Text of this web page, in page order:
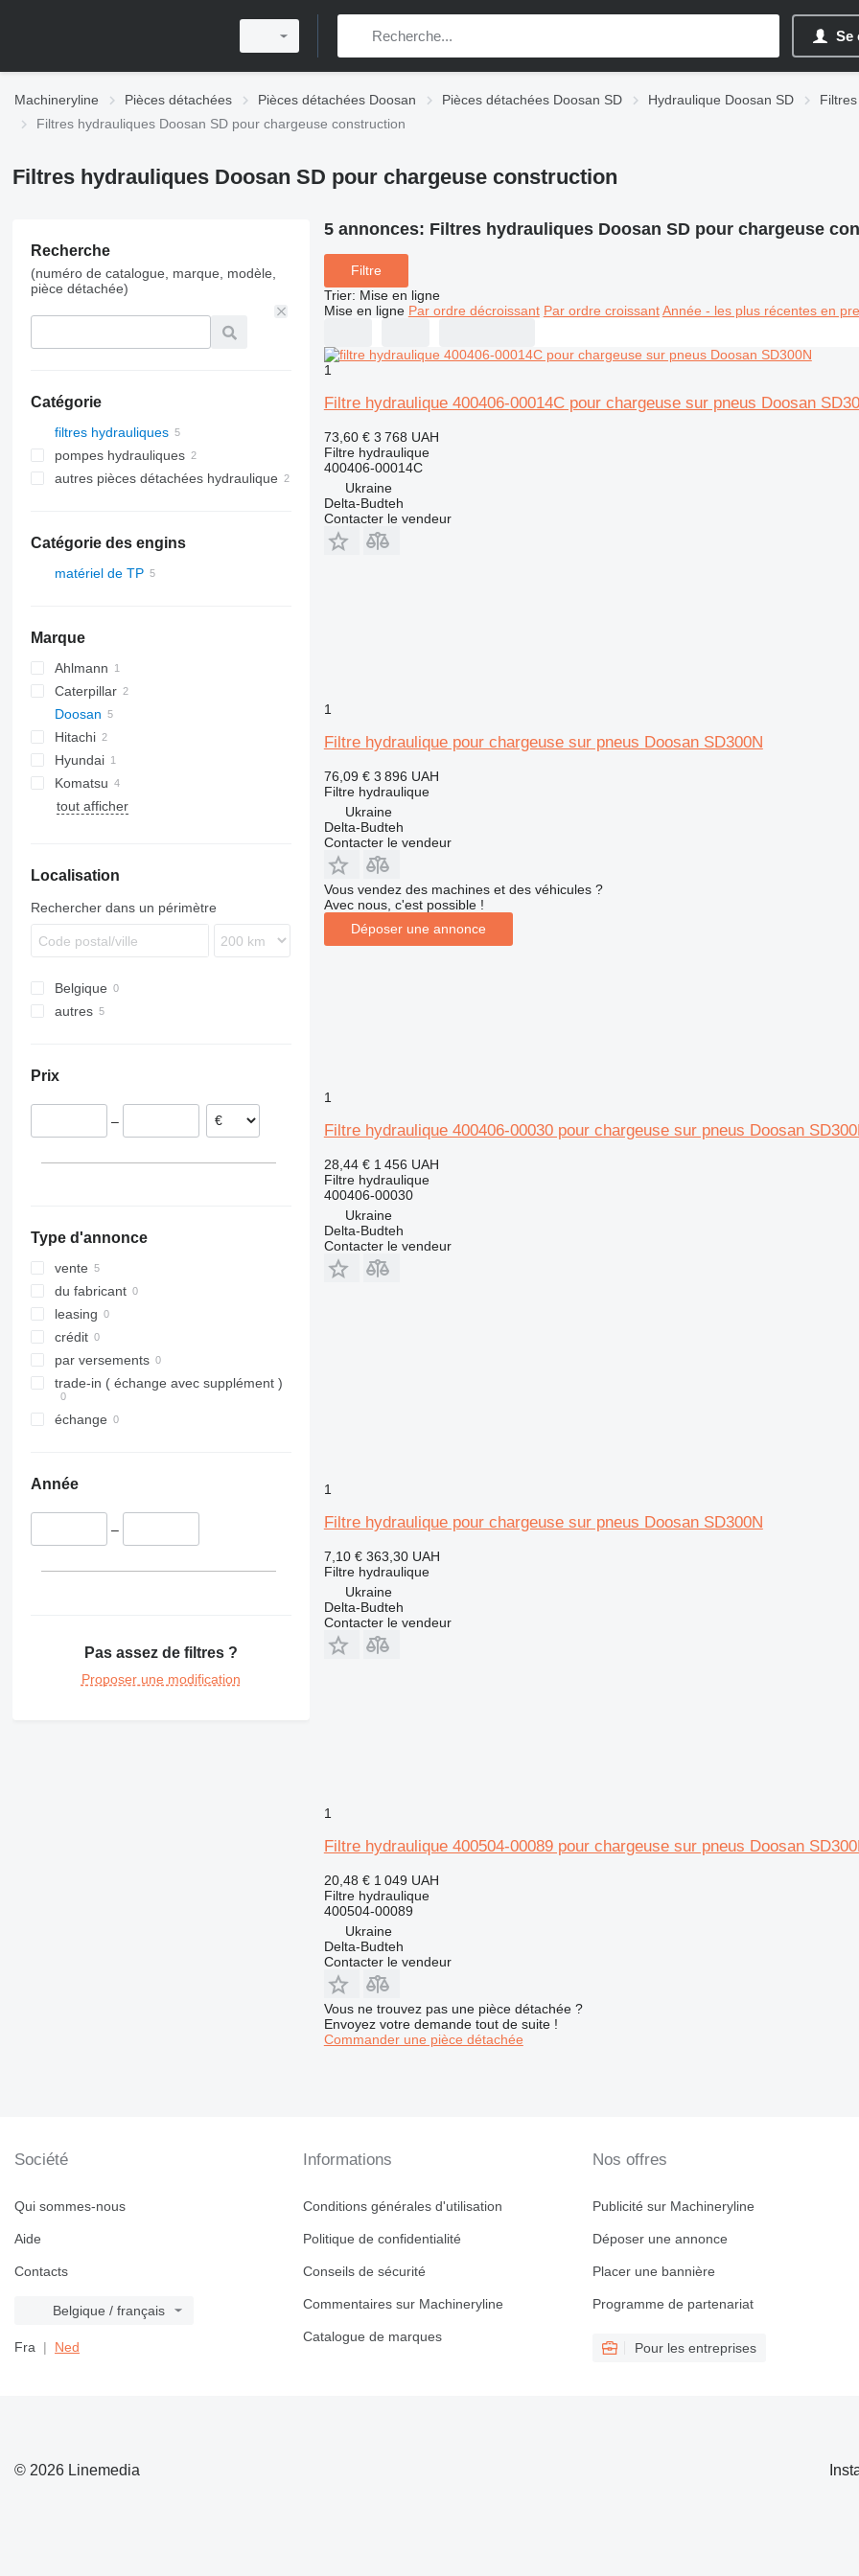
Se
Machineryline Pièces détachées Pièces détachées Doosan Pièces détachées Doosan SD Hydraulique Doosan SD
Filtres hydrauliques Doosan SD pour chargeuse construction
Filtres hydrauliques Doosan SD pour chargeuse construction
Recherche
(numéro de catalogue, marque, modèle,
pièce détachée)
Catégorie
filtres hydrauliques
pompes hydrauliques
autres pièces détachées hydraulique
Catégorie des engins
matériel de TP
Marque
Ahlmann
AZ
Caterpillar
924
966
Doosan
SD
SD 300
Hitachi
ZW
Hyundai
HL-series
Komatsu
WA
W-series
L-series
L-series
ZL
tout afficher
Localisation
Rechercher dans un périmètre
Belgique
autres
Prix
–
Type d'annonce
vente
du fabricant
leasing
crédit
par versements
trade-in ( échange avec supplément )
échange
Année
–
Pas assez de filtres ?
Proposer une modification
5 annonces: Filtres hydrauliques Doosan SD pour chargeuse
Filtre
Trier: Mise en ligne
Mise en ligne Par ordre décroissant Par ordre croissant Année - les plus récentes en
1
Filtre hydraulique 400406-00014C pour chargeuse sur pneus Doosan
73,60 € 3 768 UAH
Filtre hydraulique
400406-00014C
Ukraine
Delta-Budteh
Contacter le vendeur
1
Filtre hydraulique pour chargeuse sur pneus Doosan SD300N
76,09 € 3 896 UAH
Filtre hydraulique
Ukraine
Delta-Budteh
Contacter le vendeur
Vous vendez des machines et des véhicules ?
Avec nous, c'est possible !
Déposer une annonce
1
Filtre hydraulique 400406-00030 pour chargeuse sur pneus Doosan
28,44 € 1 456 UAH
Filtre hydraulique
400406-00030
Ukraine
Delta-Budteh
Contacter le vendeur
1
Filtre hydraulique pour chargeuse sur pneus Doosan SD300N
7,10 € 363,30 UAH
Filtre hydraulique
Ukraine
Delta-Budteh
Contacter le vendeur
1
Filtre hydraulique 400504-00089 pour chargeuse sur pneus Doosan
20,48 € 1 049 UAH
Filtre hydraulique
400504-00089
Ukraine
Delta-Budteh
Contacter le vendeur
Vous ne trouvez pas une pièce détachée ?
Envoyez votre demande tout de suite !
Commander une pièce détachée
Société
Qui sommes-nous
Aide
Contacts
Belgique / français
Fra Ned
Informations
Conditions générales d'utilisation
Politique de confidentialité
Conseils de sécurité
Commentaires sur Machineryline
Catalogue de marques
Nos offres
Publicité sur Machineryline
Déposer une annonce
Placer une bannière
Programme de partenariat
Pour les entreprises
© 2026 Linemedia